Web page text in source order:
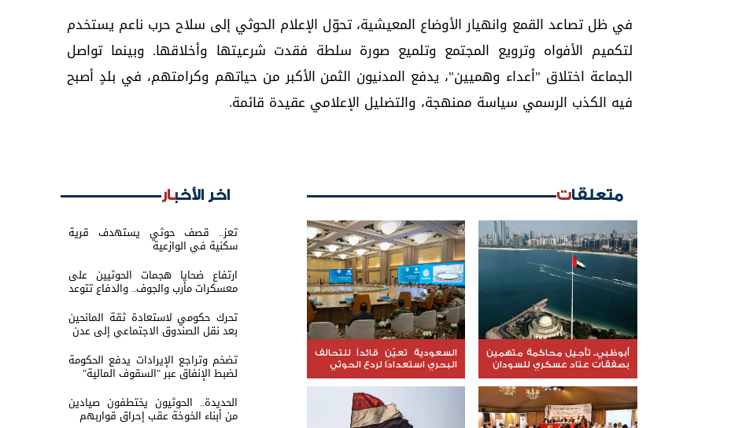
في ظل تصاعد القمع وانهيار الأوضاع المعيشية، تحوّل الإعلام الحوثي إلى سلاح حرب ناعم يستخدم
لتكميم الأفواه وترويع المجتمع وتلميع صورة سلطة فقدت شرعيتها وأخلاقها. وبينما تواصل
الجماعة اختلاق "أعداء وهميين"، يدفع المدنيون الثمن الأكبر من حياتهم وكرامتهم، في بلدٍ أصبح
فيه الكذب الرسمي سياسة ممنهجة، والتضليل الإعلامي عقيدة قائمة.
متعلقات
أبوظبي.. تأجيل محاكمة متهمين
بصفقات عتاد عسكري للسودان
السعودية تعيّن قائداً للتحالف
البحري استعدادًا لردع الحوثي
اخر الأخبار
تعز.. قصف حوثي يستهدف قرية
سكنية في الوازعية
ارتفاع ضحايا هجمات الحوثيين على
معسكرات مأرب والجوف.. والدفاع تتوعد
تحرك حكومي لاستعادة ثقة المانحين
بعد نقل الصندوق الاجتماعي إلى عدن
تضخم وتراجع الإيرادات يدفع الحكومة
لضبط الإنفاق عبر "السقوف المالية"
الحديدة.. الحوثيون يختطفون صيادين
من أبناء الخوخة عقب إحراق قواربهم